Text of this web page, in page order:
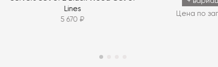
Lines
5 670 ₽
Цена по